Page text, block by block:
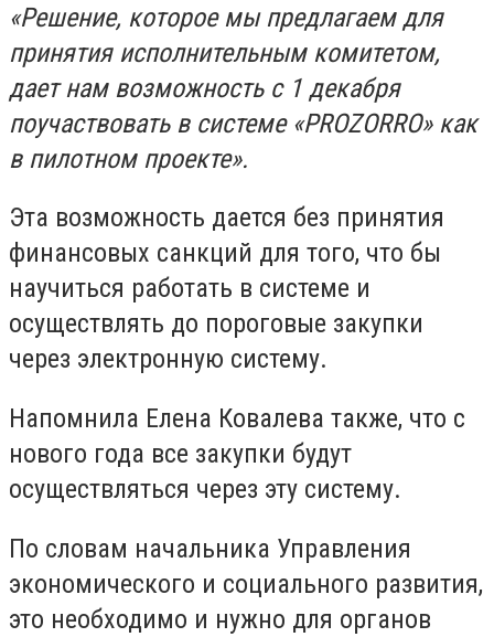
«Решение, которое мы предлагаем для
принятия исполнительным комитетом,
дает нам возможность с 1 декабря
поучаствовать в системе «PROZORRO» как
в пилотном проекте».
Эта возможность дается без принятия
финансовых санкций для того, что бы
научиться работать в системе и
осуществлять до пороговые закупки
через электронную систему.
Напомнила Елена Ковалева также, что с
нового года все закупки будут
осуществляться через эту систему.
По словам начальника Управления
экономического и социального развития,
это необходимо и нужно для органов